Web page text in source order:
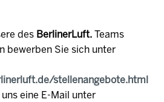
des BerlinerLuft. Teams
bewerben Sie sich unter
stellenangebote.html
eine E-Mail unter